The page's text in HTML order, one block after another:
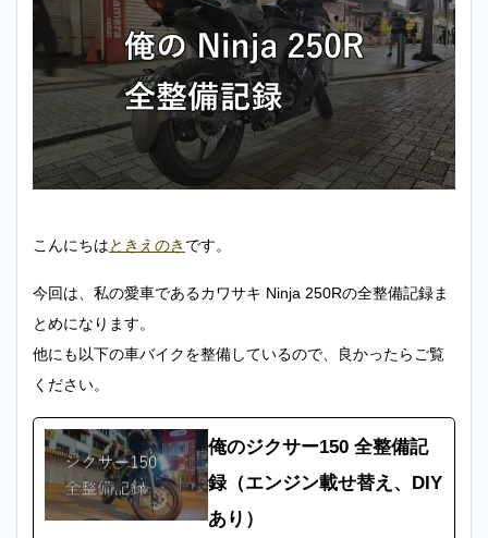
こんにちはときえのき です。
今回は、私の愛車であるカワサキ Ninja 250Rの全整備記録ま
とめになります。
他にも以下の車バイクを整備しているので、良かったらご覧
ください。
俺のジクサー150 全整備記
録（エンジン載せ替え、DIY
あり）